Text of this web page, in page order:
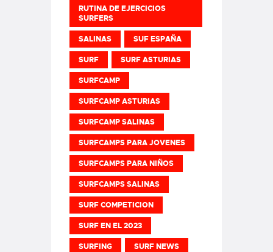
RUTINA DE EJERCICIOS
SURFERS
SALINAS SUF ESPAÑA
SURF SURF ASTURIAS
SURFCAMP
SURFCAMP ASTURIAS
SURFCAMP SALINAS
SURFCAMPS PARA JOVENES
SURFCAMPS PARA NIÑOS
SURFCAMPS SALINAS
SURF COMPETICION
SURF EN EL 2023
SURFING SURF NEWS